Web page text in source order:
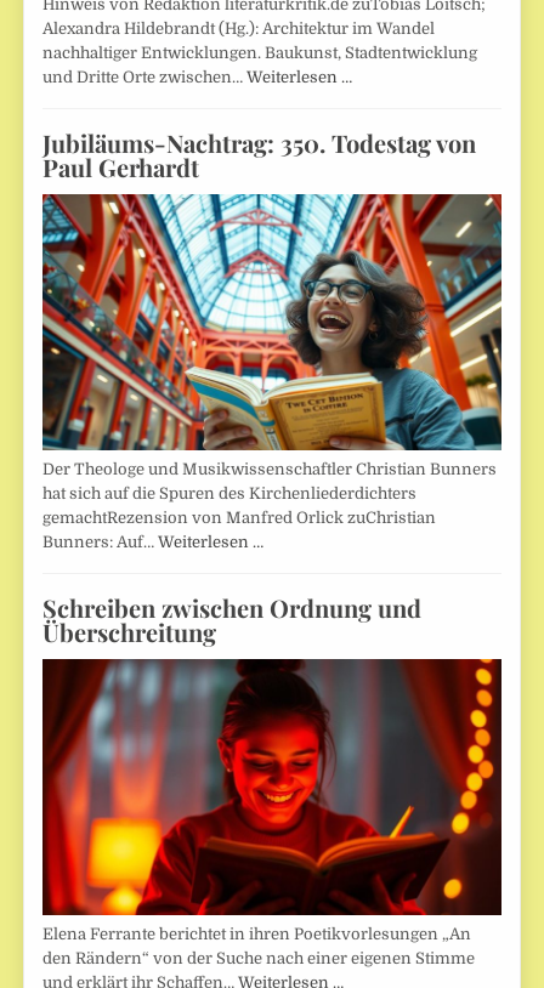
Hinweis von Redaktion literaturkritik.de zuTobias Loitsch;
Alexandra Hildebrandt (Hg.): Architektur im Wandel
nachhaltiger Entwicklungen. Baukunst, Stadtentwicklung
und Dritte Orte zwischen…Weiterlesen …
Jubiläums-Nachtrag: 350. Todestag von
Paul Gerhardt
Der Theologe und Musikwissenschaftler Christian Bunners
hat sich auf die Spuren des Kirchenliederdichters
gemachtRezension von Manfred Orlick zuChristian
Bunners: Auf…Weiterlesen …
Schreiben zwischen Ordnung und
Überschreitung
Elena Ferrante berichtet in ihren Poetikvorlesungen „An
den Rändern“ von der Suche nach einer eigenen Stimme
und erklärt ihr Schaffen…Weiterlesen …